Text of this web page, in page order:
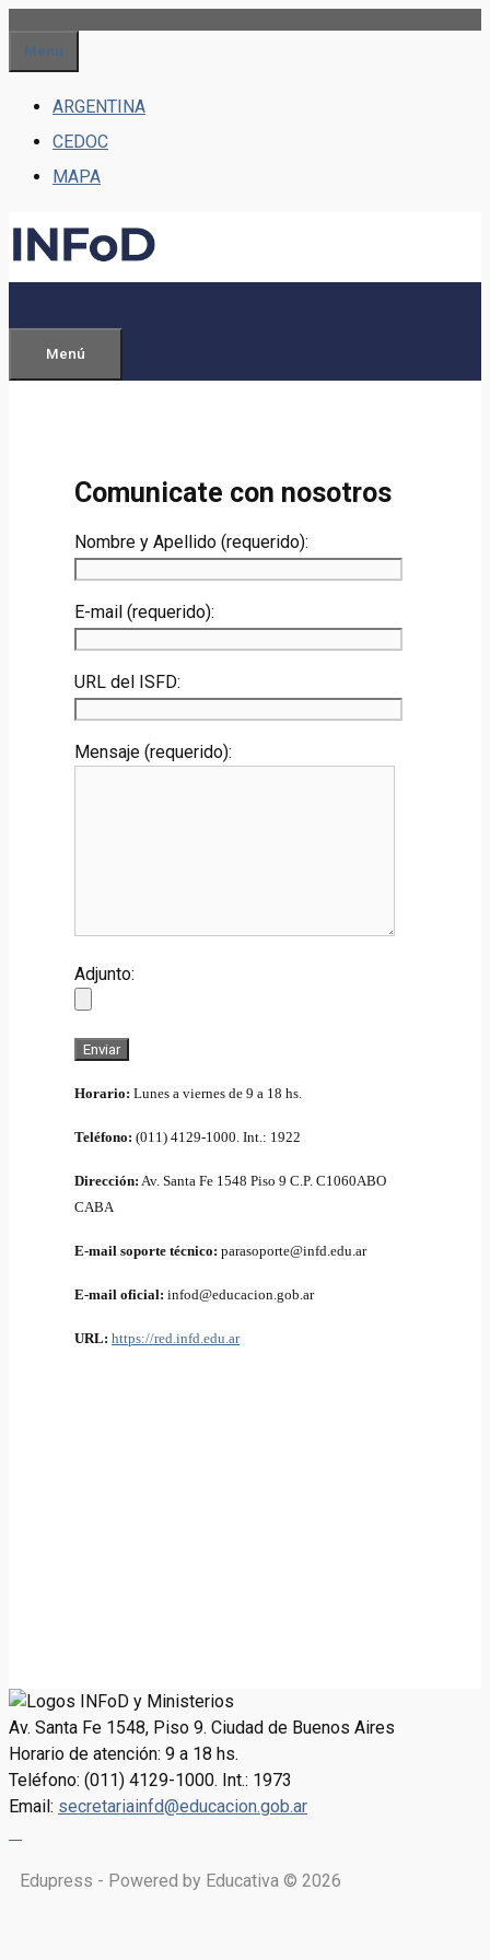
contenido
Menu
ARGENTINA
CEDOC
MAPA
Menú
Comunicate con nosotros
Nombre y Apellido (requerido):
E-mail (requerido):
URL del ISFD:
Mensaje (requerido):
Adjunto:
Horario: Lunes a viernes de 9 a 18 hs.
Teléfono: (011) 4129-1000. Int.: 1922
Dirección: Av. Santa Fe 1548 Piso 9 C.P. C1060ABO
CABA
E-mail soporte técnico: parasoporte@infd.edu.ar
E-mail oficial: infod@educacion.gob.ar
URL: https://red.infd.edu.ar
Av. Santa Fe 1548, Piso 9. Ciudad de Buenos Aires
Horario de atención: 9 a 18 hs.
Teléfono: (011) 4129-1000. Int.: 1973
Email: secretariainfd@educacion.gob.ar
Edupress - Powered by Educativa © 2026